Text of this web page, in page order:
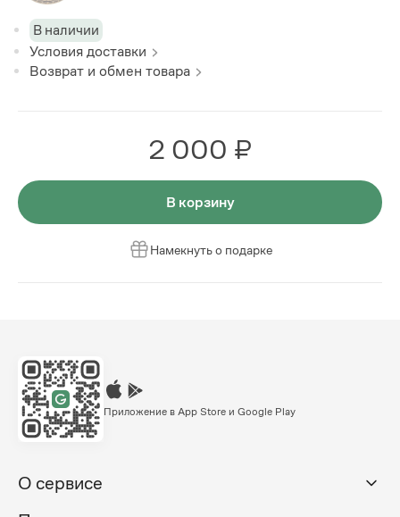
В наличии
Условия доставки
Возврат и обмен товара
2 000 ₽
В корзину
Намекнуть о подарке
Приложение в App Store и Google Play
О сервисе